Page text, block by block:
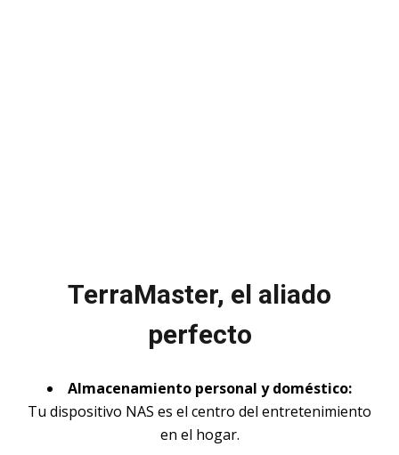
TerraMaster, el aliado
perfecto
Almacenamiento personal y doméstico:
Tu dispositivo NAS es el centro del entretenimiento
en el hogar.